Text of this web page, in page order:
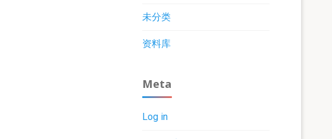
未分类
资料库
Meta
Log in